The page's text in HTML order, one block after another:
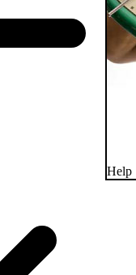
Help